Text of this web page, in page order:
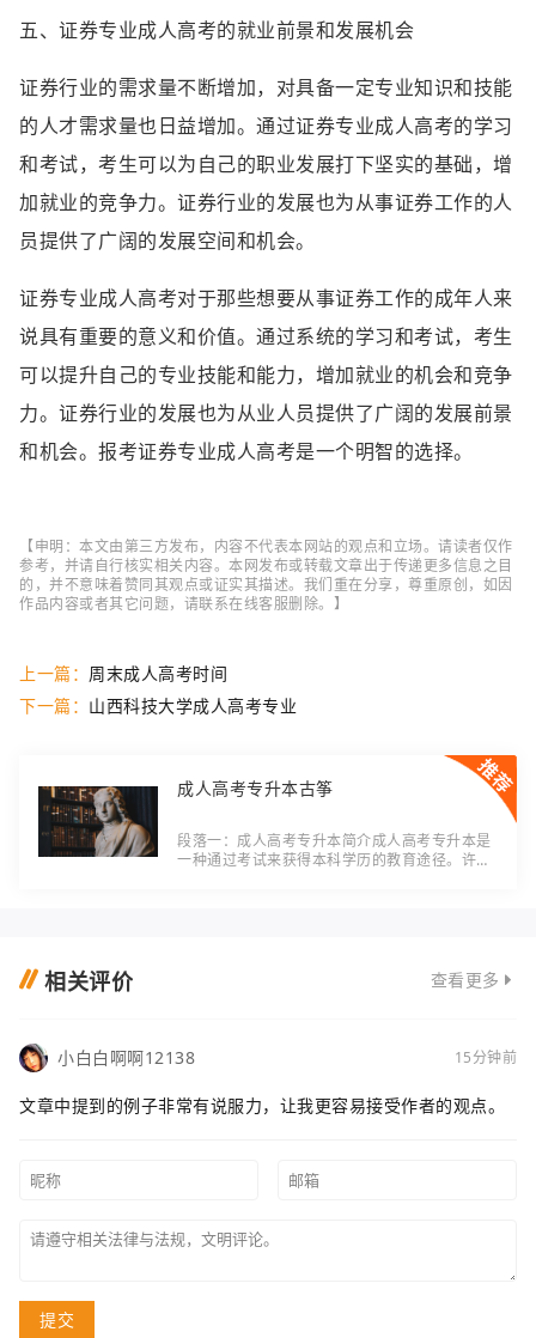
五、证券专业成人高考的就业前景和发展机会
证券行业的需求量不断增加，对具备一定专业知识和技能
的人才需求量也日益增加。通过证券专业成人高考的学习
和考试，考生可以为自己的职业发展打下坚实的基础，增
加就业的竞争力。证券行业的发展也为从事证券工作的人
员提供了广阔的发展空间和机会。
证券专业成人高考对于那些想要从事证券工作的成年人来
说具有重要的意义和价值。通过系统的学习和考试，考生
可以提升自己的专业技能和能力，增加就业的机会和竞争
力。证券行业的发展也为从业人员提供了广阔的发展前景
和机会。报考证券专业成人高考是一个明智的选择。
【申明：本文由第三方发布，内容不代表本网站的观点和立场。请读者仅作
参考，并请自行核实相关内容。本网发布或转载文章出于传递更多信息之目
的，并不意味着赞同其观点或证实其描述。我们重在分享，尊重原创，如因
作品内容或者其它问题，请联系在线客服删除。】
上一篇： 周末成人高考时间
下一篇： 山西科技大学成人高考专业
成人高考专升本古筝
段落一：成人高考专升本简介成人高考专升本是
一种通过考试来获得本科学历的教育途径。许多
相关评价 查看更多
小白白啊啊12138 15分钟前
文章中提到的例子非常有说服力，让我更容易接受作者的观点。
提交